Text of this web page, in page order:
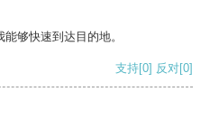
够快速到达目的地。
支持[0] 反对[0]